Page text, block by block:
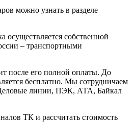
можно узнать в разделе
осуществляется собственной
– транспортными
после его полной оплаты. До
бесплатно. Мы сотрудничаем
линии, ПЭК, АТА, Байкал
ТК и рассчитать стоимость